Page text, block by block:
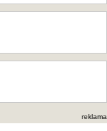
reklama